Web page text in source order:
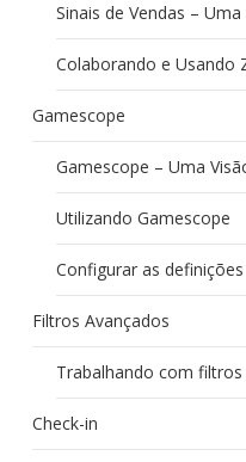
Sinais de Vendas –
Colaborando e Usando
Gamescope
Gamescope – Uma
Utilizando Gamescope
Configurar as
Filtros Avançados
Trabalhando com filtros
Check-in